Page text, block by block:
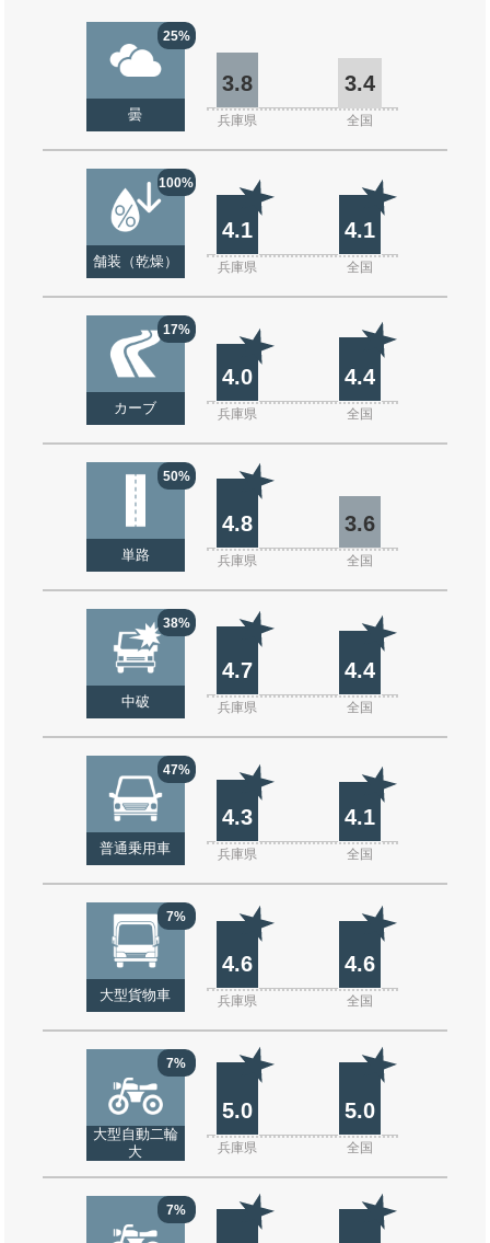
25%
曇
3.8 3.4
兵庫県 全国
100%
舗装（乾燥）
4.1 4.1
兵庫県 全国
17%
カーブ
4.0 4.4
兵庫県 全国
50%
単路
4.8 3.6
兵庫県 全国
38%
中破
4.7 4.4
兵庫県 全国
47%
普通乗用車
4.3 4.1
兵庫県 全国
7%
大型貨物車
4.6 4.6
兵庫県 全国
7%
大型自動二輪
大
5.0 5.0
兵庫県 全国
7%